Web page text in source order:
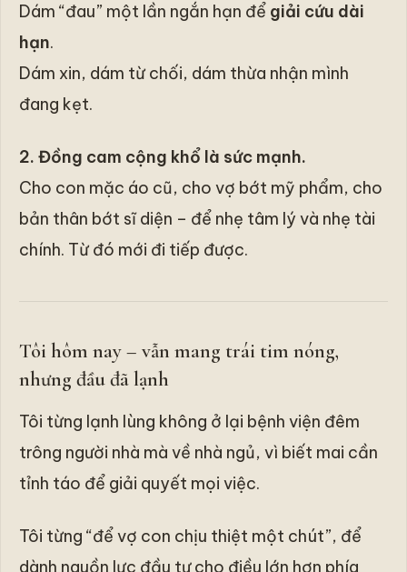
Dám “đau” một lần ngắn hạn để giải cứu dài
hạn.
Dám xin, dám từ chối, dám thừa nhận mình
đang kẹt.
2. Đồng cam cộng khổ là sức mạnh.
Cho con mặc áo cũ, cho vợ bớt mỹ phẩm, cho
bản thân bớt sĩ diện – để nhẹ tâm lý và nhẹ tài
chính. Từ đó mới đi tiếp được.
Tôi hôm nay – vẫn mang trái tim nóng,
nhưng đầu đã lạnh
Tôi từng lạnh lùng không ở lại bệnh viện đêm
trông người nhà mà về nhà ngủ, vì biết mai cần
tỉnh táo để giải quyết mọi việc.
Tôi từng “để vợ con chịu thiệt một chút”, để
dành nguồn lực đầu tư cho điều lớn hơn phía